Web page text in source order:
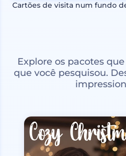
Cartões de visita num fundo
Explore os pacotes
que você pesquisou.